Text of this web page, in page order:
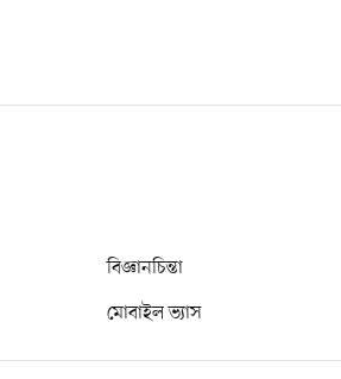
বিজ্ঞানচিন্তা
মোবাইল ভ্যাস